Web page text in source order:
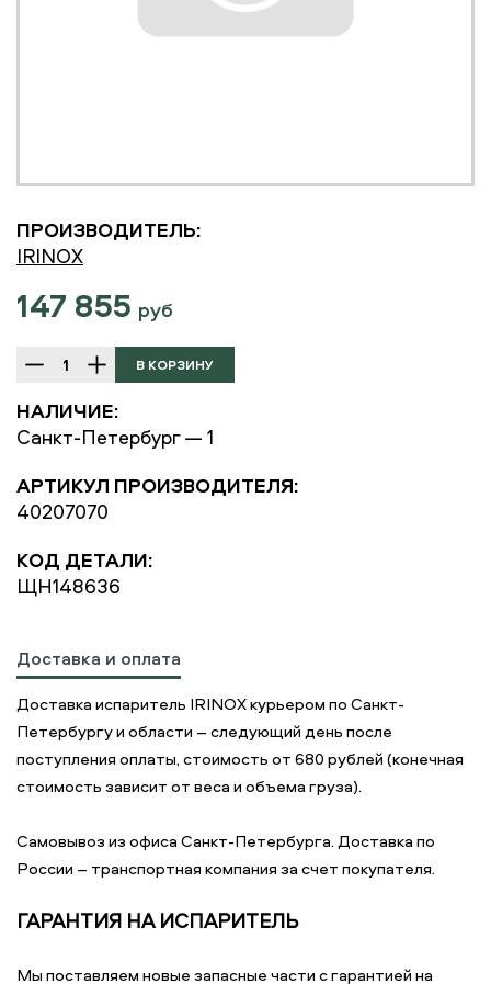
ПРОИЗВОДИТЕЛЬ:
IRINOX
147 855 руб
НАЛИЧИЕ:
Санкт-Петербург — 1
АРТИКУЛ ПРОИЗВОДИТЕЛЯ:
40207070
КОД ДЕТАЛИ:
ЩН148636
Доставка и оплата
Доставка испаритель IRINOX курьером по Санкт-
Петербургу и области – следующий день после
поступления оплаты, стоимость от 680 рублей (конечная
стоимость зависит от веса и объема груза).
Самовывоз из офиса Санкт-Петербурга. Доставка по
России – транспортная компания за счет покупателя.
ГАРАНТИЯ НА ИСПАРИТЕЛЬ
Мы поставляем новые запасные части с гарантией на